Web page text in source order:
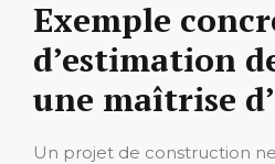
Exemple
d’estimation
une maîtrise
Un projet de construction